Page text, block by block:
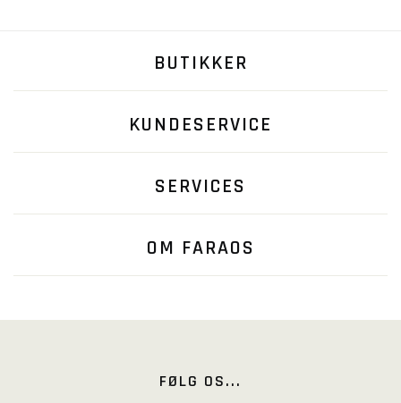
BUTIKKER
KUNDESERVICE
SERVICES
OM FARAOS
FØLG OS...